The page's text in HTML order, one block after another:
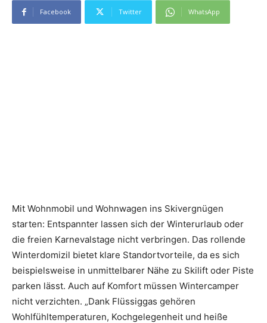
Facebook Twitter WhatsApp
Mit Wohnmobil und Wohnwagen ins Skivergnügen
starten: Entspannter lassen sich der Winterurlaub oder
die freien Karnevalstage nicht verbringen. Das rollende
Winterdomizil bietet klare Standortvorteile, da es sich
beispielsweise in unmittelbarer Nähe zu Skilift oder Piste
parken lässt. Auch auf Komfort müssen Wintercamper
nicht verzichten. „Dank Flüssiggas gehören
Wohlfühltemperaturen, Kochgelegenheit und heiße